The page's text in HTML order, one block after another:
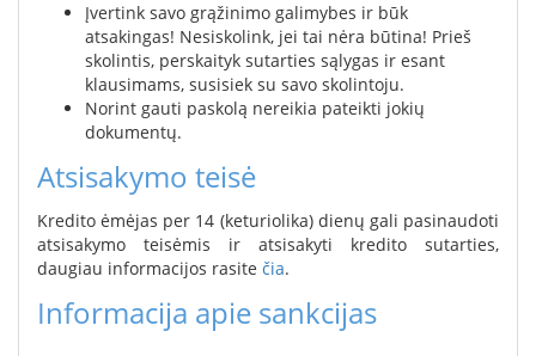
Įvertink savo grąžinimo galimybes ir būk
atsakingas! Nesiskolink, jei tai nėra būtina! Prieš
skolintis, perskaityk sutarties sąlygas ir esant
klausimams, susisiek su savo skolintoju.
Norint gauti paskolą nereikia pateikti jokių
dokumentų.
Atsisakymo teisė
Kredito ėmėjas per 14 (keturiolika) dienų gali pasinaudoti
atsisakymo teisėmis ir atsisakyti kredito sutarties,
daugiau informacijos rasite čia.
Informacija apie sankcijas